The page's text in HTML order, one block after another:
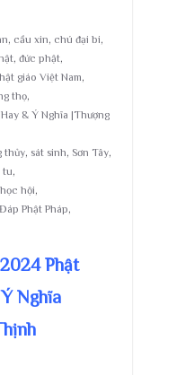
, cầu xin, chú đại bi,
, đức phật,
giáo Việt Nam,
thọ,
& Ý Nghĩa |Thượng
thủy, sát sinh, Sơn Tây,
tu,
hội,
Phật Pháp,
Phật
Nghĩa